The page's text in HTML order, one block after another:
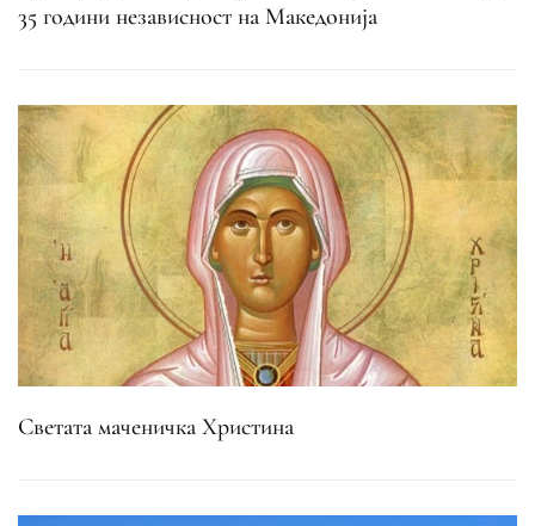
35 години независност на Македонија
Светата маченичка Христина